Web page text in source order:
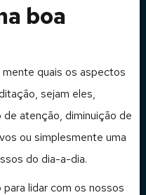
boa
quais os aspectos
sejam eles,
atenção, diminuição de
ou simplesmente uma
do dia-a-dia.
lidar com os nossos